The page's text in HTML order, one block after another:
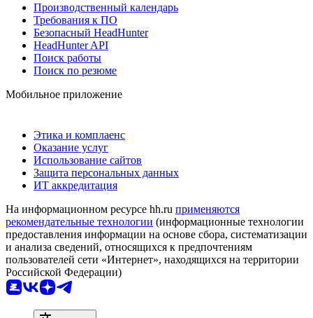
Производственный календарь
Требования к ПО
Безопасный HeadHunter
HeadHunter API
Поиск работы
Поиск по резюме
Мобильное приложение
Этика и комплаенс
Оказание услуг
Использование сайтов
Защита персональных данных
ИТ аккредитация
На информационном ресурсе hh.ru применяются
рекомендательные технологии (информационные технологии
предоставления информации на основе сбора, систематизации
и анализа сведений, относящихся к предпочтениям
пользователей сети «Интернет», находящихся на территории
Российской Федерации)